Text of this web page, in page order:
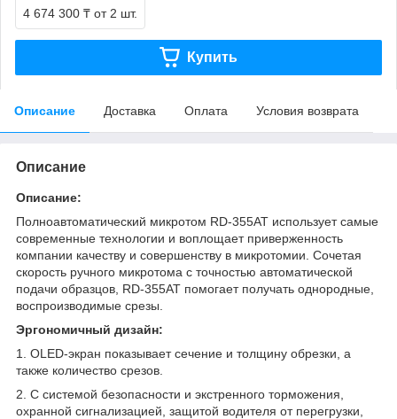
4 674 300 ₸ от 2 шт.
Купить
Описание Доставка Оплата Условия возврата
Описание
Описание:
Полноавтоматический микротом RD-355AT использует самые
современные технологии и воплощает приверженность
компании качеству и совершенству в микротомии. Сочетая
скорость ручного микротома с точностью автоматической
подачи образцов, RD-355AT помогает получать однородные,
воспроизводимые срезы.
Эргономичный дизайн:
1. OLED-экран показывает сечение и толщину обрезки, а
также количество срезов.
2. С системой безопасности и экстренного торможения,
охранной сигнализацией, защитой водителя от перегрузки,